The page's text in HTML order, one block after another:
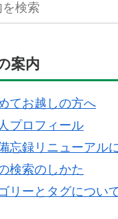
案内
てお越しの方へ
プロフィール
忘録リニューアル
検索のしかた
リーとタグについ